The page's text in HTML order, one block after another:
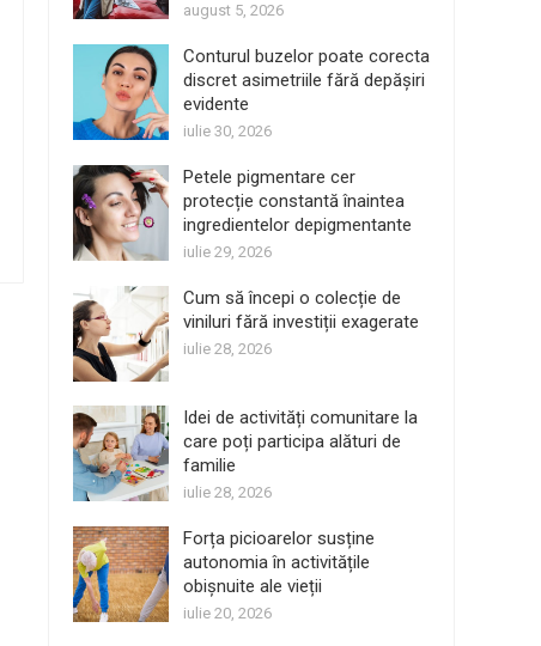
august 5, 2026
Conturul buzelor poate corecta
discret asimetriile fără depășiri
evidente
iulie 30, 2026
Petele pigmentare cer
protecție constantă înaintea
ingredientelor depigmentante
iulie 29, 2026
Cum să începi o colecție de
viniluri fără investiții exagerate
iulie 28, 2026
Idei de activități comunitare la
care poți participa alături de
familie
iulie 28, 2026
Forța picioarelor susține
autonomia în activitățile
obișnuite ale vieții
iulie 20, 2026